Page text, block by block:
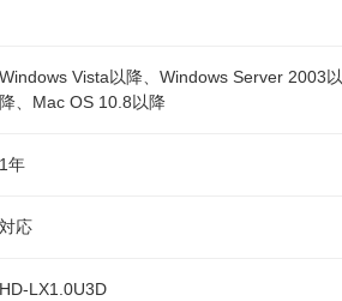
Windows Vista以降、Windows Server 2003以
降、Mac OS 10.8以降
1年
対応
HD-LX1.0U3D